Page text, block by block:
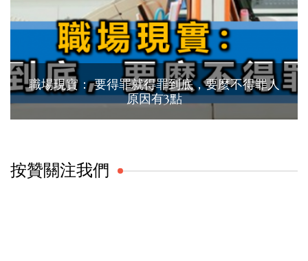
職場現實： 要得罪就得罪到底，要麼不得罪人
原因有3點
按贊關注我們